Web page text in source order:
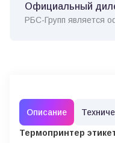
Официальный
РБС-Групп является
Описание
Термопринтер